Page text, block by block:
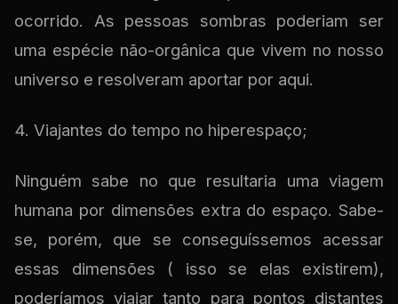
ocorrido. As pessoas sombras poderiam ser
uma espécie não-orgânica que vivem no nosso
universo e resolveram aportar por aqui.
4. Viajantes do tempo no hiperespaço;
Ninguém sabe no que resultaria uma viagem
humana por dimensões extra do espaço. Sabe-
se, porém, que se conseguíssemos acessar
essas dimensões ( isso se elas existirem),
poderíamos viajar tanto para pontos distantes